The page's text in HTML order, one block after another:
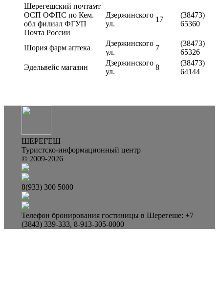
Шерегешский почтамт
ОСП ОФПС по Кем.
обл филиал ФГУП
Почта России
Дзержинского
ул.
17
(38473)
65360
Шория фарм аптека
Дзержинского
ул.
7
(38473)
65326
Эдельвейс магазин
Дзержинского
ул.
8
(38473)
64144
ШЕРЕГЕШ
Туристско-информационный центр
© 2009-2026
8(933) 300 5000
Телефон бронирования гостиницы в Шерегеше: +7
(3843) 339-333, 8-913-305-0000